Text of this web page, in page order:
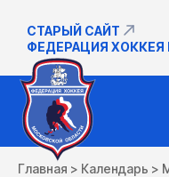
СТАРЫЙ САЙТ
ФЕДЕРАЦИЯ
Главная > Календарь >